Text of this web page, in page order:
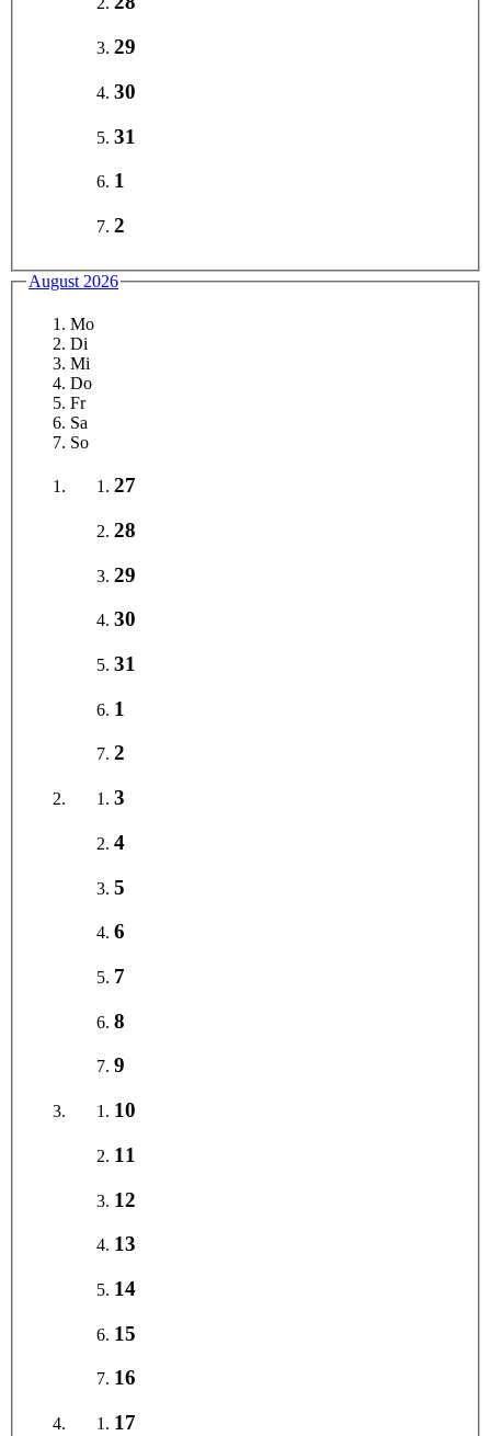
29
30
31
1
2
August 2026
Mo
Di
Mi
Do
Fr
Sa
So
27
28
29
30
31
1
2
3
4
5
6
7
8
9
10
11
12
13
14
15
16
17